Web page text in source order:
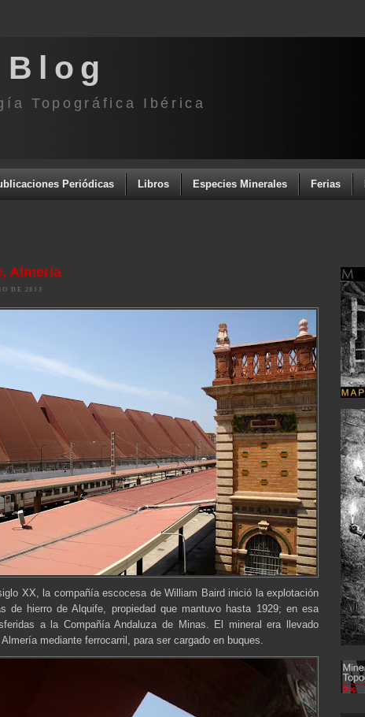
Blog
Topográfica Ibérica
Periódicas Libros Especies Minerales Ferias
Almería
DE 2013
XX, la compañía escocesa de William Baird inició la explotación
de hierro de Alquife, propiedad que mantuvo hasta 1929; en esa
a la Compañía Andaluza de Minas. El mineral era llevado
mediante ferrocarril, para ser cargado en buques.